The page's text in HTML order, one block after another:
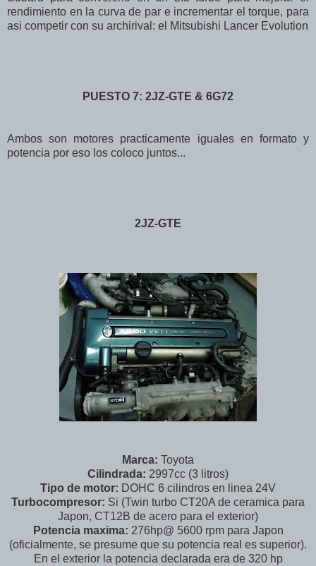
rendimiento en la curva de par e incrementar el torque, para
asi competir con su archirival: el Mitsubishi Lancer Evolution
PUESTO 7: 2JZ-GTE & 6G72
Ambos son motores practicamente iguales en formato y
potencia por eso los coloco juntos...
2JZ-GTE
Marca: Toyota
Cilindrada: 2997cc (3 litros)
Tipo de motor: DOHC 6 cilindros en linea 24V
Turbocompresor: Si (Twin turbo CT20A de ceramica para
Japon, CT12B de acero para el exterior)
Potencia maxima: 276hp@ 5600 rpm para Japon
(oficialmente, se presume que su potencia real es superior).
En el exterior la potencia declarada era de 320 hp